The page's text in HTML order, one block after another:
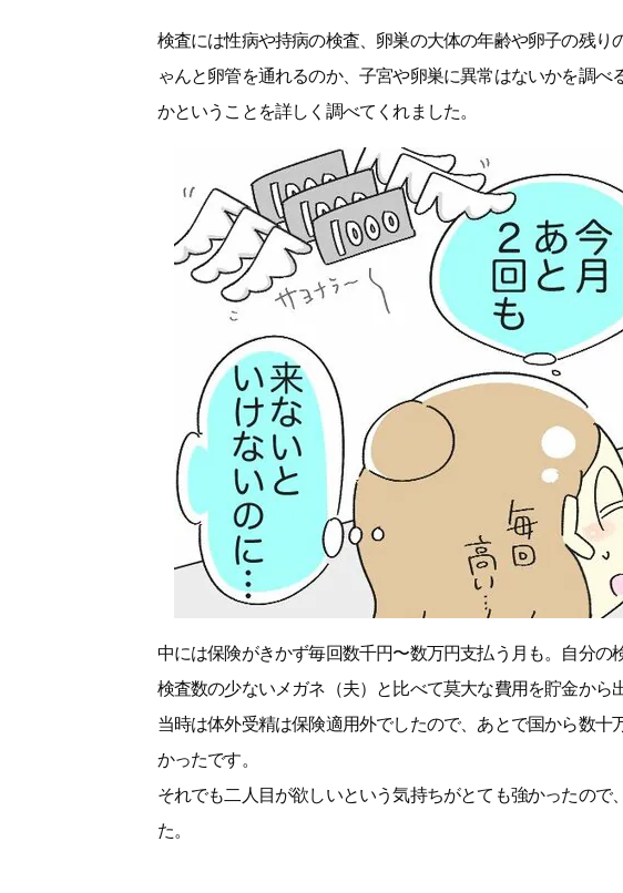
検査には性病や持病の検査、卵巣の大体の年齢や卵子の残り
ゃんと卵管を通れるのか、子宮や卵巣に異常はないかを調べ
かということを詳しく調べてくれました。
中には保険がきかず毎回数千円〜数万円支払う月も。自分の
検査数の少ないメガネ（夫）と比べて莫大な費用を貯金から
当時は体外受精は保険適用外でしたので、あとで国から数
かったです。
それでも二人目が欲しいという気持ちがとても強かったので
た。